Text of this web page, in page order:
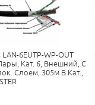
6EUTP-WP-OUT
Кат. 6, Внешний, С
Слоем, 305м В Кат.,